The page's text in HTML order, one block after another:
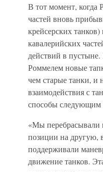
В тот момент, когда
частей вновь
крейсерских
кавалерийских
действий в
Роммелем новые
чем старые танки, и
взаимодействия с
способы следующим
«Мы перебрасывали
позиции на другую,
поддерживали
движение танков.